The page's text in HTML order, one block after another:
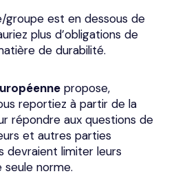
groupe est en dessous de
plus d’obligations de
de durabilité.
propose,
reportiez à partir de la
répondre aux questions de
et autres parties
devraient limiter leurs
norme.